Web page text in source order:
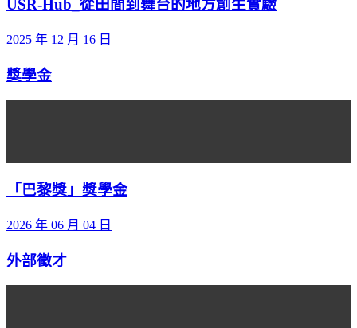
USR-Hub_從田間到舞台的地方創生實驗
2025 年 12 月 16 日
獎學金
「巴黎獎」獎學金
2026 年 06 月 04 日
外部徵才